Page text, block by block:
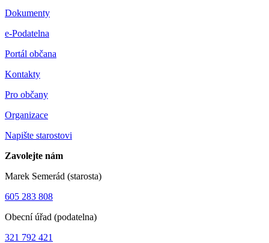
Dokumenty
e-Podatelna
Portál občana
Kontakty
Pro občany
Organizace
Napište starostovi
Zavolejte nám
Marek Semerád (starosta)
605 283 808
Obecní úřad (podatelna)
321 792 421